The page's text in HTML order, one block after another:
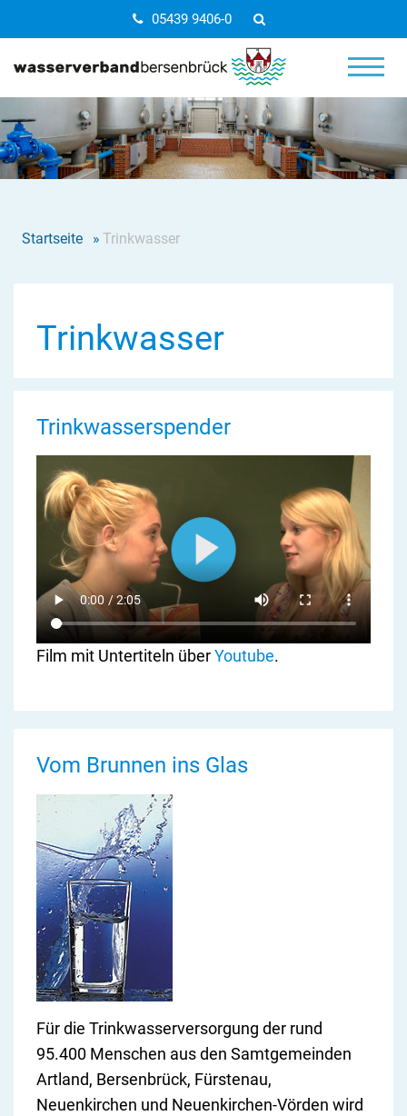
05439 9406-0
Startseite » Trinkwasser
Trinkwasser
Trinkwasserspender
Film mit Untertiteln über Youtube.
Vom Brunnen ins Glas
Für die Trinkwasserversorgung der rund
95.400 Menschen aus den Samtgemeinden
Artland, Bersenbrück, Fürstenau,
Neuenkirchen und Neuenkirchen-Vörden wird